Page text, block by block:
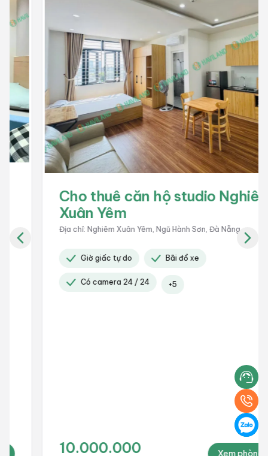
Cho thuê căn hộ studio Nghiêm
Xuân Yêm
Nghiêm Xuân Yêm, Ngũ Hành Sơn, Đà Nẵng
Giờ giấc tự do Bãi đổ xe
Có camera 24 / 24 +5
10.000.000 Xem phòng